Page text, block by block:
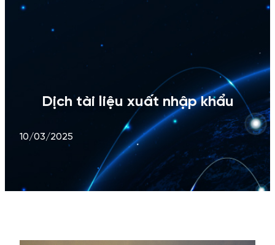
Dịch tài liệu xuất nhập khẩu
10/03/2025